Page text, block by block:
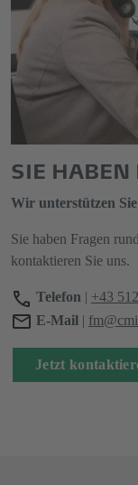
SIE HABEN
Wir unterstützen
Sie haben Fragen
kontaktieren Sie uns.
Telefon | +43
E-Mail |
Jetzt